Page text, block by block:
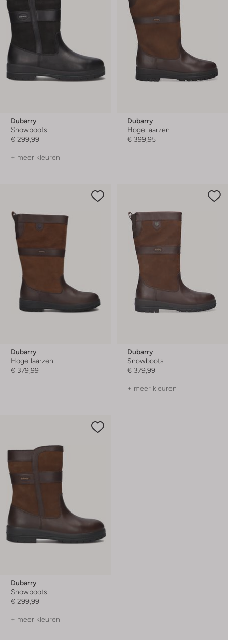
Dubarry
Snowboots
€ 299,99
+ meer kleuren
Dubarry
Hoge laarzen
€ 399,95
Dubarry
Hoge laarzen
€ 379,99
Dubarry
Snowboots
€ 379,99
+ meer kleuren
Dubarry
Snowboots
€ 299,99
+ meer kleuren